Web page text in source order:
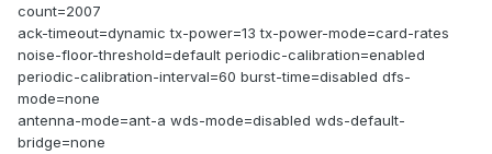
count=2007
ack-timeout=dynamic tx-power=13 tx-power-mode=card-rates
noise-floor-threshold=default periodic-calibration=enabled
periodic-calibration-interval=60 burst-time=disabled dfs-
mode=none
antenna-mode=ant-a wds-mode=disabled wds-default-
bridge=none